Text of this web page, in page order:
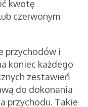
kwotę
czerwonym
przychodów i
koniec każdego
zestawień
do dokonania
przychodu. Takie